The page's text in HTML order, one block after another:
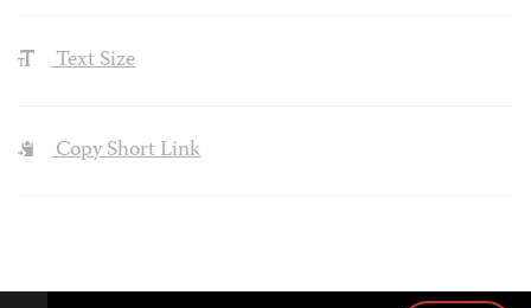
Text Size
Copy Short Link